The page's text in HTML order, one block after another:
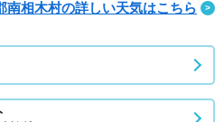
南相木村の詳しい天気はこちら